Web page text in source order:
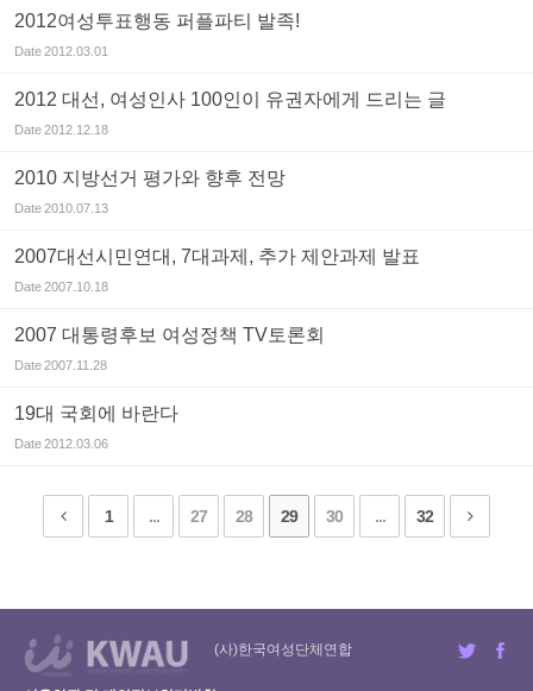
2012여성투표행동 퍼플파티 발족!
Date2012.03.01
2012 대선, 여성인사 100인이 유권자에게 드리는 글
Date2012.12.18
2010 지방선거 평가와 향후 전망
Date2010.07.13
2007대선시민연대, 7대과제, 추가 제안과제 발표
Date2007.10.18
2007 대통령후보 여성정책 TV토론회
Date2007.11.28
19대 국회에 바란다
Date2012.03.06
1 ... 27 28 29 30 ... 32
(사)한국여성단체연합